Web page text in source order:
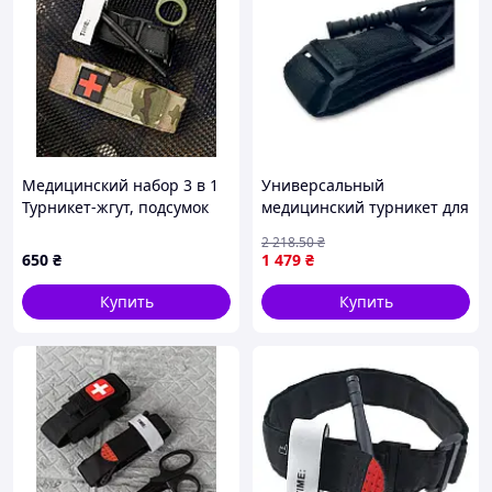
Медицинский набор 3 в 1
Турникет-жгут, подсумок
тактические медицинские
ножницы EMT мультикам
ВТ5407
650 ₴
Купить
Универсальный
медицинский турникет для
жгут для первой помощи в
экстренных ситуациях 94
см FLAME
1 479 ₴
2 218.50₴
Купить